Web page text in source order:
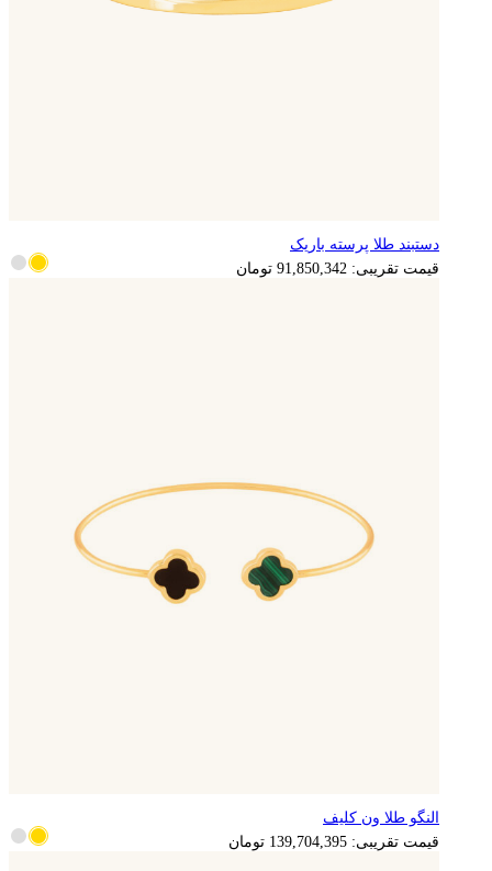
18,370,068 تومان
دستبند طلا پرسته باریک
قیمت تقریبی:91,850,342 تومان
النگو طلا ون کلیف
قیمت تقریبی:139,704,395 تومان